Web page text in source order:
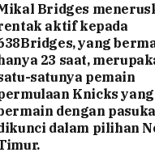
Bridges
aktif kepada
yang
23 saat,
satunya pemain
Knicks yang
dengan
dalam pilihan